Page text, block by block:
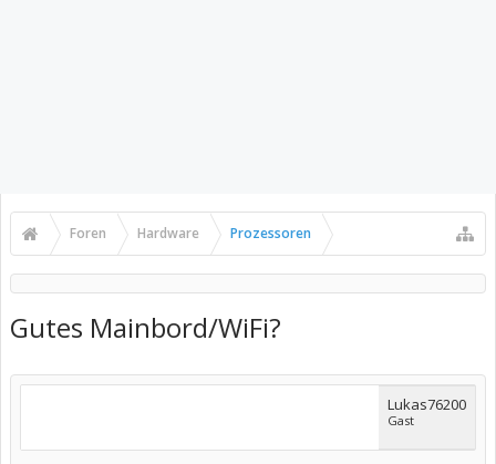
Foren Hardware Prozessoren
Gutes Mainbord/WiFi?
Lukas76200
Gast